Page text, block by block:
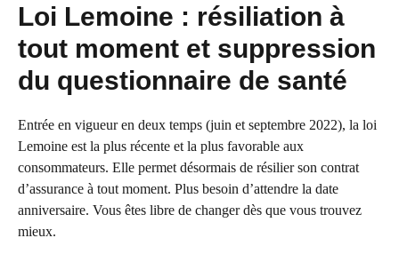
Loi Lemoine : résiliation à
tout moment et suppression
du questionnaire de santé
Entrée en vigueur en deux temps (juin et septembre 2022), la loi
Lemoine est la plus récente et la plus favorable aux
consommateurs. Elle permet désormais de résilier son contrat
d’assurance à tout moment. Plus besoin d’attendre la date
anniversaire. Vous êtes libre de changer dès que vous trouvez
mieux.